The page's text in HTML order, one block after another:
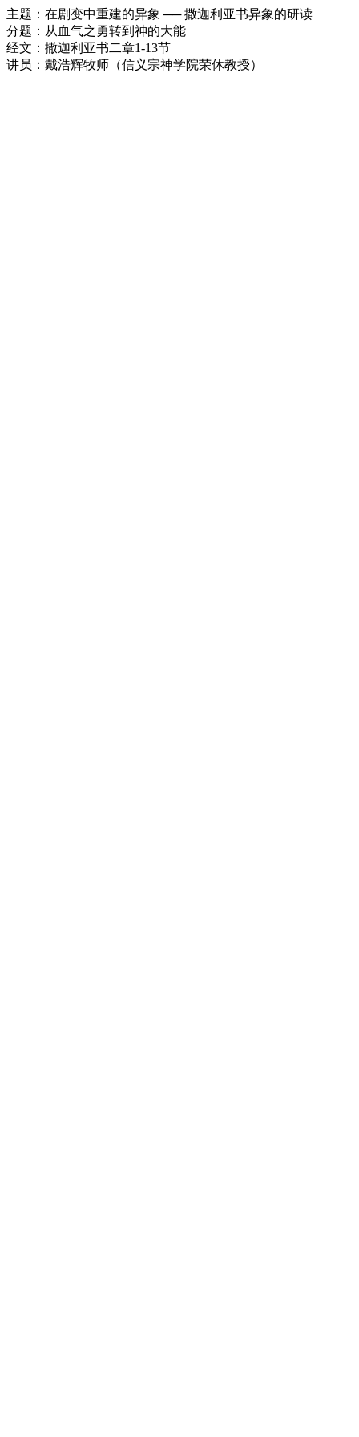
主题：在剧变中重建的异象 ── 撒迦利亚书异象的研读
分题：从血气之勇转到神的大能
经文：撒迦利亚书二章1-13节
讲员：戴浩辉牧师（信义宗神学院荣休教授）